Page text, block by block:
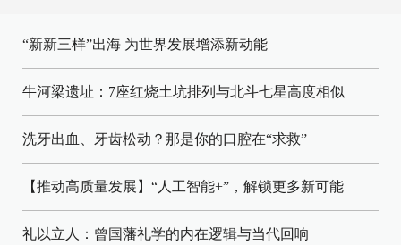
“新新三样”出海 为世界发展增添新动能
牛河梁遗址：7座红烧土坑排列与北斗七星高度相似
洗牙出血、牙齿松动？那是你的口腔在“求救”
【推动高质量发展】“人工智能+”，解锁更多新可能
礼以立人：曾国藩礼学的内在逻辑与当代回响